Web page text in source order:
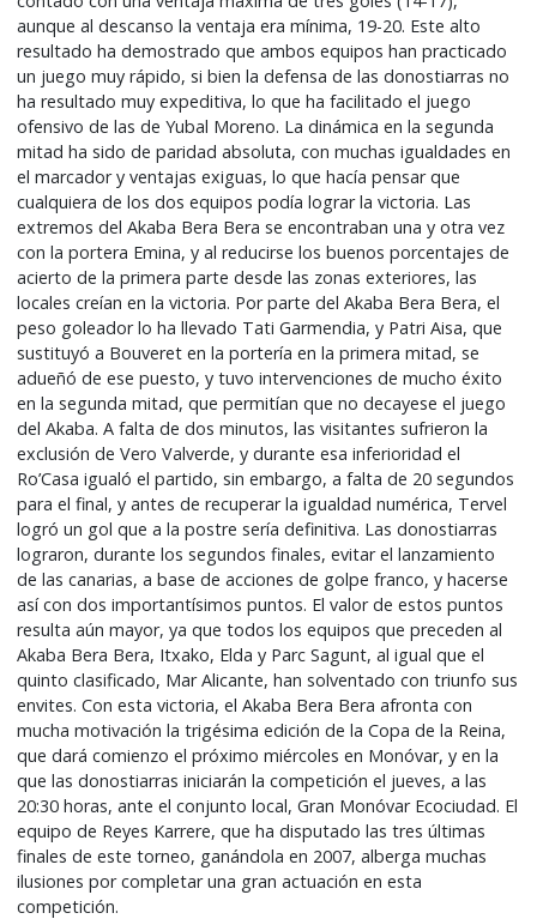
aunque al descanso la ventaja era mínima, 19-20. Este alto
resultado ha demostrado que ambos equipos han practicado
un juego muy rápido, si bien la defensa de las donostiarras no
ha resultado muy expeditiva, lo que ha facilitado el juego
ofensivo de las de Yubal Moreno. La dinámica en la segunda
mitad ha sido de paridad absoluta, con muchas igualdades en
el marcador y ventajas exiguas, lo que hacía pensar que
cualquiera de los dos equipos podía lograr la victoria. Las
extremos del Akaba Bera Bera se encontraban una y otra vez
con la portera Emina, y al reducirse los buenos porcentajes de
acierto de la primera parte desde las zonas exteriores, las
locales creían en la victoria. Por parte del Akaba Bera Bera, el
peso goleador lo ha llevado Tati Garmendia, y Patri Aisa, que
sustituyó a Bouveret en la portería en la primera mitad, se
adueñó de ese puesto, y tuvo intervenciones de mucho éxito
en la segunda mitad, que permitían que no decayese el juego
del Akaba. A falta de dos minutos, las visitantes sufrieron la
exclusión de Vero Valverde, y durante esa inferioridad el
Ro’Casa igualó el partido, sin embargo, a falta de 20 segundos
para el final, y antes de recuperar la igualdad numérica, Tervel
logró un gol que a la postre sería definitiva. Las donostiarras
lograron, durante los segundos finales, evitar el lanzamiento
de las canarias, a base de acciones de golpe franco, y hacerse
así con dos importantísimos puntos. El valor de estos puntos
resulta aún mayor, ya que todos los equipos que preceden al
Akaba Bera Bera, Itxako, Elda y Parc Sagunt, al igual que el
quinto clasificado, Mar Alicante, han solventado con triunfo sus
envites. Con esta victoria, el Akaba Bera Bera afronta con
mucha motivación la trigésima edición de la Copa de la Reina,
que dará comienzo el próximo miércoles en Monóvar, y en la
que las donostiarras iniciarán la competición el jueves, a las
20:30 horas, ante el conjunto local, Gran Monóvar Ecociudad. El
equipo de Reyes Karrere, que ha disputado las tres últimas
finales de este torneo, ganándola en 2007, alberga muchas
ilusiones por completar una gran actuación en esta
competición.